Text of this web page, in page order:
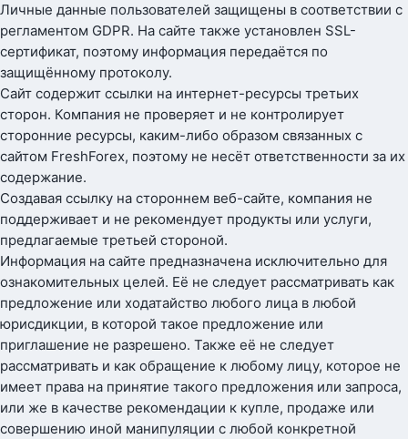
Личные данные пользователей защищены в соответствии с
регламентом GDPR. На сайте также установлен SSL-
сертификат, поэтому информация передаётся по
защищённому протоколу.
Сайт содержит ссылки на интернет-ресурсы третьих
сторон. Компания не проверяет и не контролирует
сторонние ресурсы, каким-либо образом связанных с
сайтом FreshForex, поэтому не несёт ответственности за их
содержание.
Создавая ссылку на стороннем веб-сайте, компания не
поддерживает и не рекомендует продукты или услуги,
предлагаемые третьей стороной.
Информация на сайте предназначена исключительно для
ознакомительных целей. Её не следует рассматривать как
предложение или ходатайство любого лица в любой
юрисдикции, в которой такое предложение или
приглашение не разрешено. Также её не следует
рассматривать и как обращение к любому лицу, которое не
имеет права на принятие такого предложения или запроса,
или же в качестве рекомендации к купле, продаже или
совершению иной манипуляции с любой конкретной